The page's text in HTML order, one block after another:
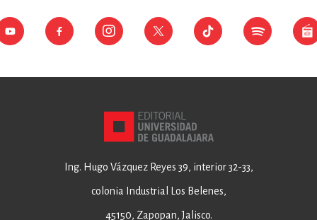
Ing. Hugo Vázquez Reyes 39, interior 32-33,
colonia Industrial Los Belenes,
45150, Zapopan, Jalisco.